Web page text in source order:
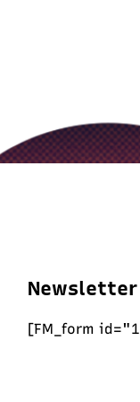
Newsletter
[FM_form